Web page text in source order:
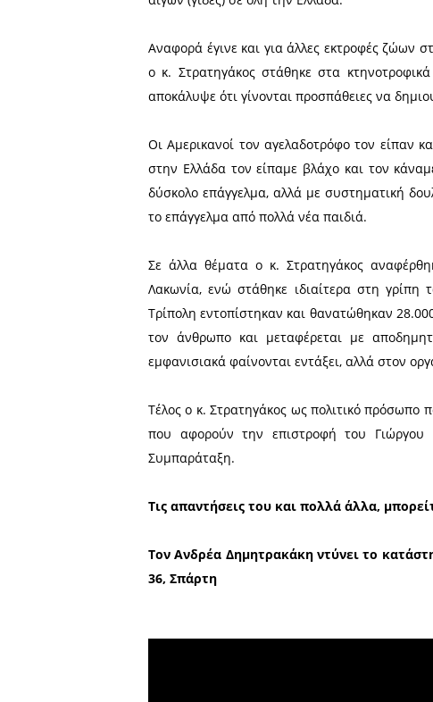
ταυτόχρονα πολλές
ελαιοκαλλιεργητές, να χάσουν
Εν τω μεταξύ, επιρρίπτει
δεν συμμετείχαν έτσι και
υπεύθυνοι από μόνοι τους για
άγονοι, διότι τα χρήματα που
εργολάβος δεν θέλει να αναλάβει!
Για την αιγοπροβατοτροφία ο
εκτάσεων, υπάρχει «δωρεάν»
ποιότητα είναι εξαιρετική.
Λακωνίας είναι τα καλύτερα
αιγών (γίδες) σε όλη την Ελλάδα.
Αναφορά έγινε και για άλλες
ο κ. Στρατηγάκος στάθηκε
Οι Αμερικανοί τον
στην Ελλάδα τον είπαμε
δύσκολο επάγγελμα, αλλά με